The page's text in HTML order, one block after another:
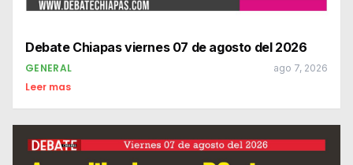
Debate Chiapas viernes 07 de agosto del 2026
GENERAL ago 7, 2026
Leer mas